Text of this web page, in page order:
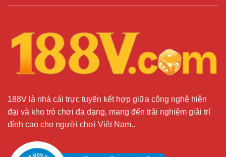
188V là nhà cái trực tuyến kết hợp giữa công nghệ hiện
đại và kho trò chơi đa dạng, mang đến trải nghiệm giải trí
đỉnh cao cho người chơi Việt Nam..